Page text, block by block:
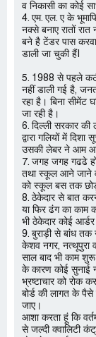
व निकासी का कोई
4. एम. एल. ए के
नक्से बनाए रातों
बने है टेंडर पास करवा
डाली जा चुकी हैंI
5. 1988 से पहले कटी
नहीं डाली गई है,
रहा है। बिना सीमेंट
जा रही है।
6. दिल्ली सरकार की
द्वारा गलियों में
उसकी लेबर ने आम
7. जगह जगह गढढे
तथा स्कूल आने जाने
को स्कूल बस तक
8. ठेकेदार से बात
या फिर ढंग का काम
भी ठेकेदार कोई
9. बुराड़ी से बांध तक
केशव नगर, नत्थूपुरा
साल बाद भी काम शुरू
के कारण कोई सुनाई
भ्रष्टाचार को रोक
बोर्ड की लागत के
जाए।
आशा करता हूं कि
से जल्दी क्वालिटी